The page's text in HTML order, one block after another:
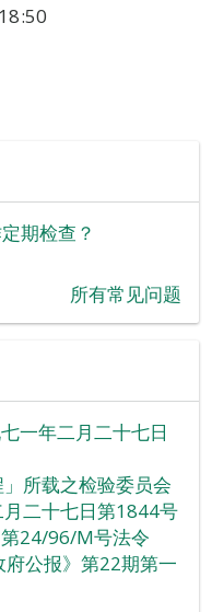
期检查？
所有常见问题
一年二月二十七日
所载之检验委员会
二十七日第1844号
24/96/M号法令
府公报》第22期第一